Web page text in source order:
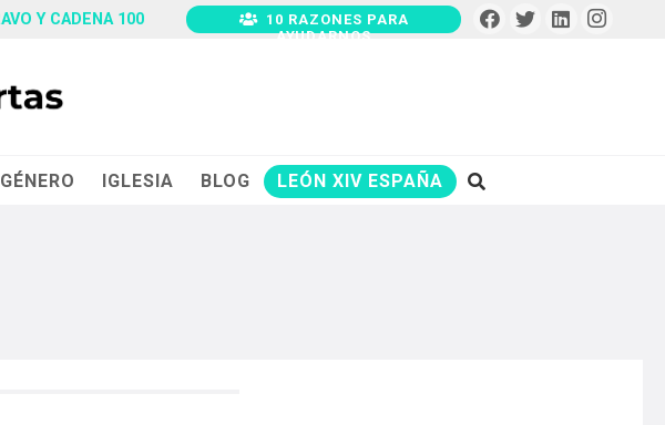
Y CADENA 100
10 RAZONES PARA
AYUDARNOS
IGLESIA BLOG LEÓN XIV ESPAÑA